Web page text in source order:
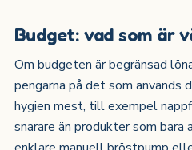
Budget: vad som
Om budgeten är begränsad
pengarna på det som används
hygien mest, till exempel
snarare än produkter som bara